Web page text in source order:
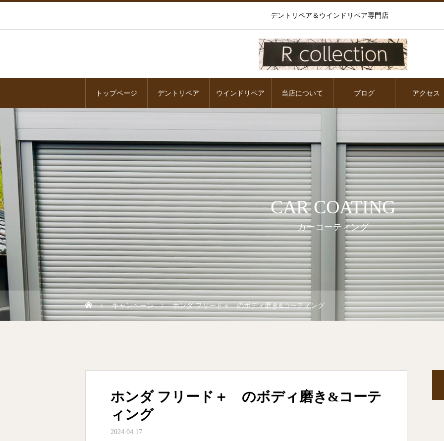
デントリペア＆ウインドリペア専門店
トップページ デントリペア ウインドリペア 当店について ブログ アクセス
CAR COATING
カーコーティング
キャンペーン ホンダ フリード＋ のボディ磨き&コーティング
ホンダ フリード＋ のボディ磨き&コーテ
ィング
2024.04.17